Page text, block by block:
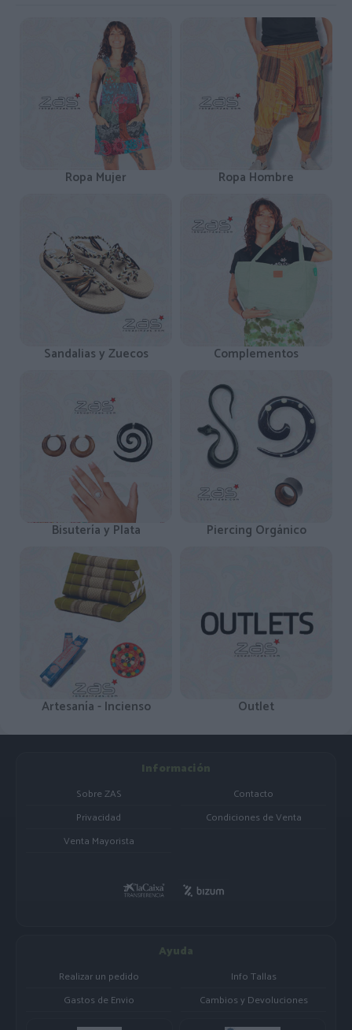
Ropa Mujer Ropa Hombre
Sandalias y Zuecos Complementos
Bisutería y Plata Piercing Orgánico
Artesanía - Incienso Outlet
Información
Sobre ZAS
Contacto
Privacidad
Condiciones de Venta
Venta Mayorista
Ayuda
Realizar un pedido
Info Tallas
Gastos de Envio
Cambios y Devoluciones